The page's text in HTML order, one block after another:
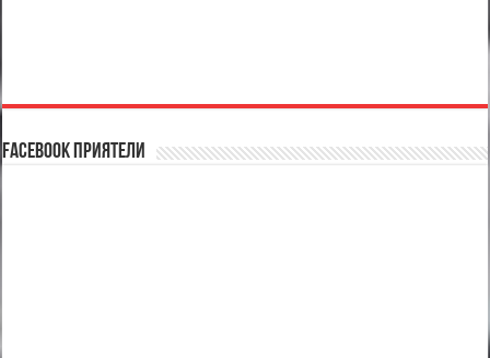
Facebook Приятели